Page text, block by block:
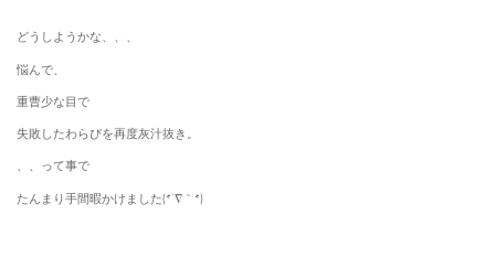
どうしようかな、、、
悩んで、
重曹少な目で
失敗したわらびを再度灰汁抜き。
、、って事で
たんまり手間暇かけました(*´∇｀*)